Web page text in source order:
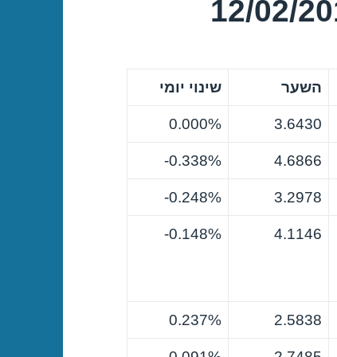
השער שינוי יומי
3.6430
0.000%
4.6866
0.338%-
3.2978
0.248%-
4.1146
0.148%-
2.5838
0.237%